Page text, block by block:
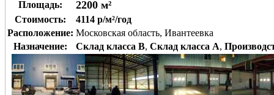
Площадь: 2200 м²
Стоимость:
4114 р/м²/год
Расположение: Московская область, Ивантеевка
Назначение:
Склад класса B, Склад класса A,